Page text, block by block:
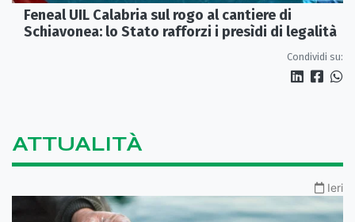
Feneal UIL Calabria sul rogo al cantiere di
Schiavonea: lo Stato rafforzi i presìdi di legalità
Condividi su:
ATTUALITÀ
Ieri